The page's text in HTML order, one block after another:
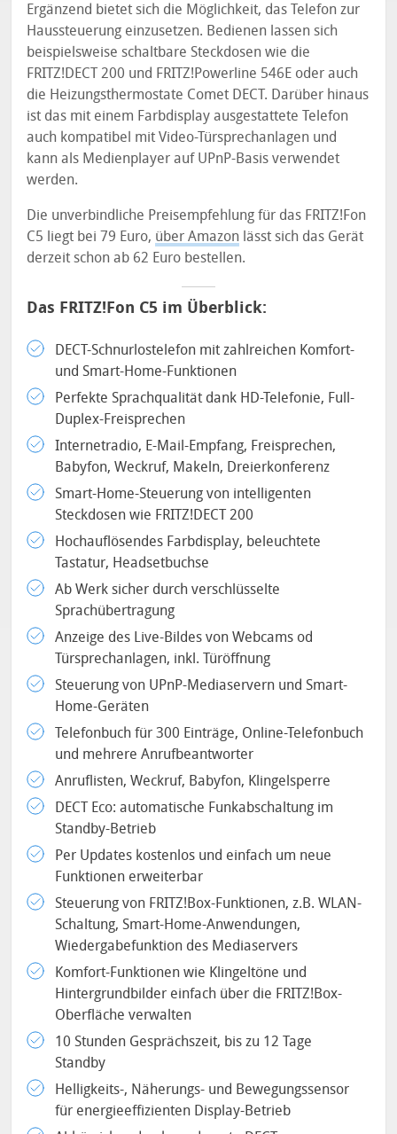
Ergänzend bietet sich die Möglichkeit, das Telefon zur
Haussteuerung einzusetzen. Bedienen lassen sich
beispielsweise schaltbare Steckdosen wie die
FRITZ!DECT 200 und FRITZ!Powerline 546E oder auch
die Heizungsthermostate Comet DECT. Darüber hinaus
ist das mit einem Farbdisplay ausgestattete Telefon
auch kompatibel mit Video-Türsprechanlagen und
kann als Medienplayer auf UPnP-Basis verwendet
werden.
Die unverbindliche Preisempfehlung für das FRITZ!Fon
C5 liegt bei 79 Euro, über Amazon lässt sich das Gerät
derzeit schon ab 62 Euro bestellen.
Das FRITZ!Fon C5 im Überblick:
DECT-Schnurlostelefon mit zahlreichen Komfort-
und Smart-Home-Funktionen
Perfekte Sprachqualität dank HD-Telefonie, Full-
Duplex-Freisprechen
Internetradio, E-Mail-Empfang, Freisprechen,
Babyfon, Weckruf, Makeln, Dreierkonferenz
Smart-Home-Steuerung von intelligenten
Steckdosen wie FRITZ!DECT 200
Hochauflösendes Farbdisplay, beleuchtete
Tastatur, Headsetbuchse
Ab Werk sicher durch verschlüsselte
Sprachübertragung
Anzeige des Live-Bildes von Webcams od
Türsprechanlagen, inkl. Türöffnung
Steuerung von UPnP-Mediaservern und Smart-
Home-Geräten
Telefonbuch für 300 Einträge, Online-Telefonbuch
und mehrere Anrufbeantworter
Anruflisten, Weckruf, Babyfon, Klingelsperre
DECT Eco: automatische Funkabschaltung im
Standby-Betrieb
Per Updates kostenlos und einfach um neue
Funktionen erweiterbar
Steuerung von FRITZ!Box-Funktionen, z.B. WLAN-
Schaltung, Smart-Home-Anwendungen,
Wiedergabefunktion des Mediaservers
Komfort-Funktionen wie Klingeltöne und
Hintergrundbilder einfach über die FRITZ!Box-
Oberfläche verwalten
10 Stunden Gesprächszeit, bis zu 12 Tage
Standby
Helligkeits-, Näherungs- und Bewegungssensor
für energieeffizienten Display-Betrieb